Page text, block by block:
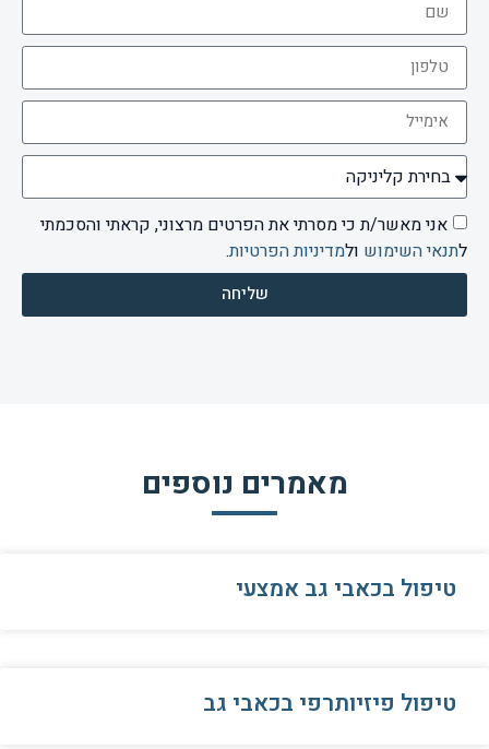
אני מאשר/ת כי מסרתי את הפרטים מרצוני, קראתי והסכמתי
לתנאי השימוש ולמדיניות הפרטיות.
שליחה
מאמרים נוספים
טיפול בכאבי גב אמצעי
טיפול פיזיותרפי בכאבי גב